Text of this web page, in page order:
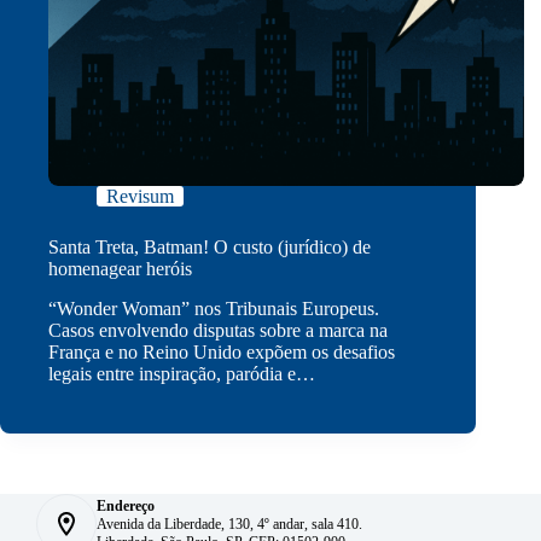
Revisum
Santa Treta, Batman! O custo (jurídico) de
homenagear heróis
“Wonder Woman” nos Tribunais Europeus.
Casos envolvendo disputas sobre a marca na
França e no Reino Unido expõem os desafios
legais entre inspiração, paródia e…
Endereço
Avenida da Liberdade, 130, 4º andar, sala 410.